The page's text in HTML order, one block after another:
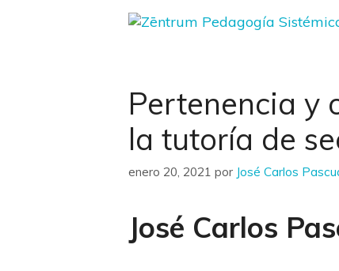
Pertenencia y
la tutoría de
enero 20, 2021 por José Carlos
José Carlos